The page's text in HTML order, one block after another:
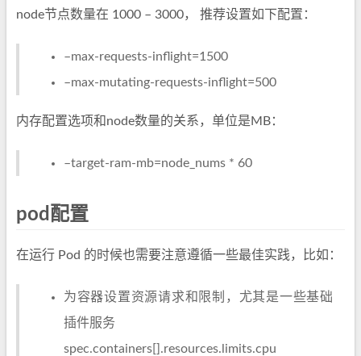
node节点数量在 1000 – 3000， 推荐设置如下配置：
–max-requests-inflight=1500
–max-mutating-requests-inflight=500
内存配置选项和node数量的关系，单位是MB：
–target-ram-mb=node_nums * 60
pod配置
在运行 Pod 的时候也需要注意遵循一些最佳实践，比如：
为容器设置资源请求和限制，尤其是一些基础
插件服务
spec.containers[].resources.limits.cpu